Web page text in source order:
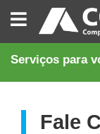
COMPANHIA
DE
HABITAÇÃO
DO
Serviços para
Fale